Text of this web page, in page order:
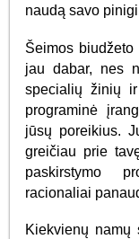
naudą savo
Šeimos
jau dabar, nes
specialių žinių
programinė
jūsų poreikius.
greičiau prie
paskirstymo
racionaliai
Kiekvienų